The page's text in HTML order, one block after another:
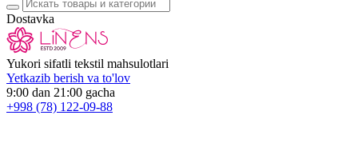
Dostavka
Yukori sifatli tekstil mahsulotlari
Yetkazib berish va to'lov
9:00 dan 21:00 gacha
+998 (78) 122-09-88